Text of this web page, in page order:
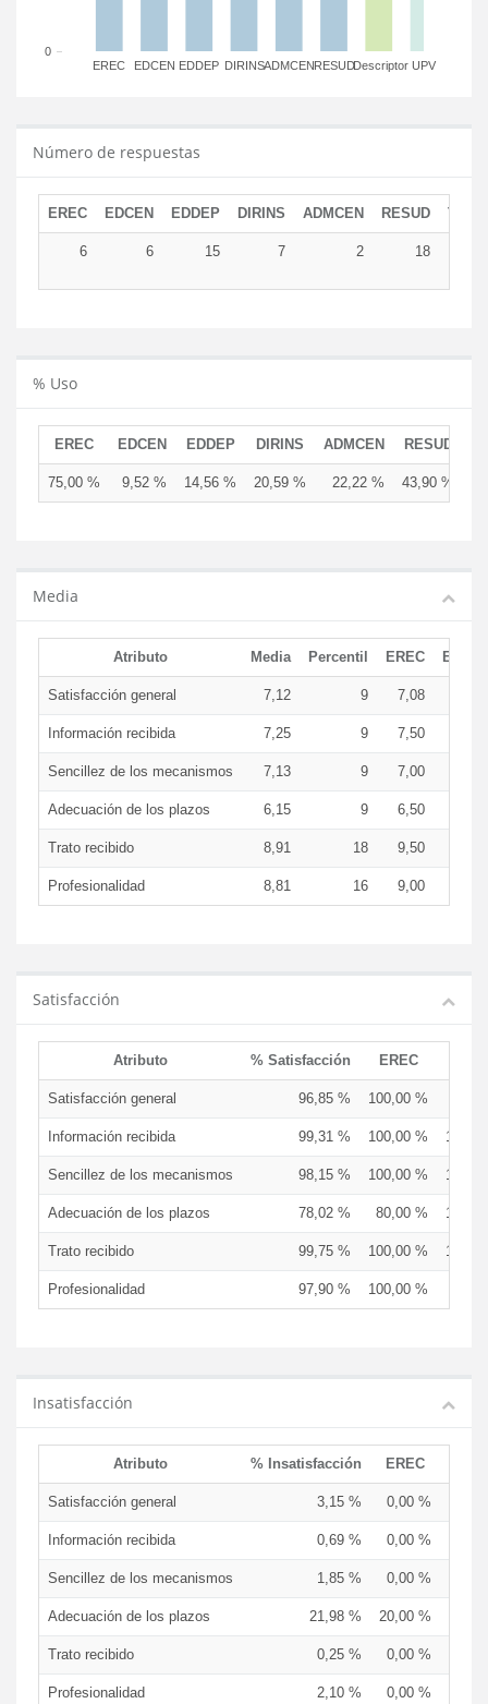
EREC EDCEN EDDEP DIRINSADMCENRESUDDescriptor UPV
0
Número de respuestas
EREC EDCEN EDDEP DIRINS ADMCEN RESUD
6 6 15 7 2 18
% Uso
EREC EDCEN EDDEP DIRINS ADMCEN RESUD
75,00 % 9,52 % 14,56 % 20,59 % 22,22 % 43,90 %
Media
Atributo Media Percentil EREC
Satisfacción general 7,12 9 7,08
Información recibida 7,25 9 7,50
Sencillez de los mecanismos 7,13 9 7,00
Adecuación de los plazos 6,15 9 6,50
Trato recibido 8,91 18 9,50
Profesionalidad 8,81 16 9,00
Satisfacción
Atributo % Satisfacción EREC
Satisfacción general 96,85 % 100,00 %
Información recibida 99,31 % 100,00 %
Sencillez de los mecanismos 98,15 % 100,00 %
Adecuación de los plazos 78,02 % 80,00 %
Trato recibido 99,75 % 100,00 %
Profesionalidad 97,90 % 100,00 %
Insatisfacción
Atributo % Insatisfacción EREC
Satisfacción general 3,15 % 0,00 %
Información recibida 0,69 % 0,00 %
Sencillez de los mecanismos 1,85 % 0,00 %
Adecuación de los plazos 21,98 % 20,00 %
Trato recibido 0,25 % 0,00 %
Profesionalidad 2,10 % 0,00 %